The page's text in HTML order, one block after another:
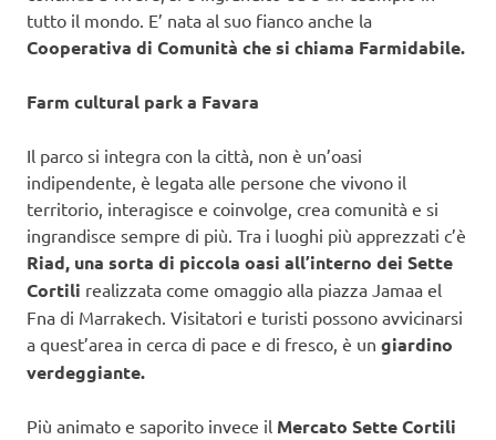
tutto il mondo. E’ nata al suo fianco anche la
Cooperativa di Comunità che si chiama Farmidabile.
Farm cultural park a Favara
Il parco si integra con la città, non è un’oasi
indipendente, è legata alle persone che vivono il
territorio, interagisce e coinvolge, crea comunità e si
ingrandisce sempre di più. Tra i luoghi più apprezzati c’è
Riad, una sorta di piccola oasi all’interno dei Sette
Cortili realizzata come omaggio alla piazza Jamaa el
Fna di Marrakech. Visitatori e turisti possono avvicinarsi
a quest’area in cerca di pace e di fresco, è un giardino
verdeggiante.
Più animato e saporito invece il Mercato Sette Cortili